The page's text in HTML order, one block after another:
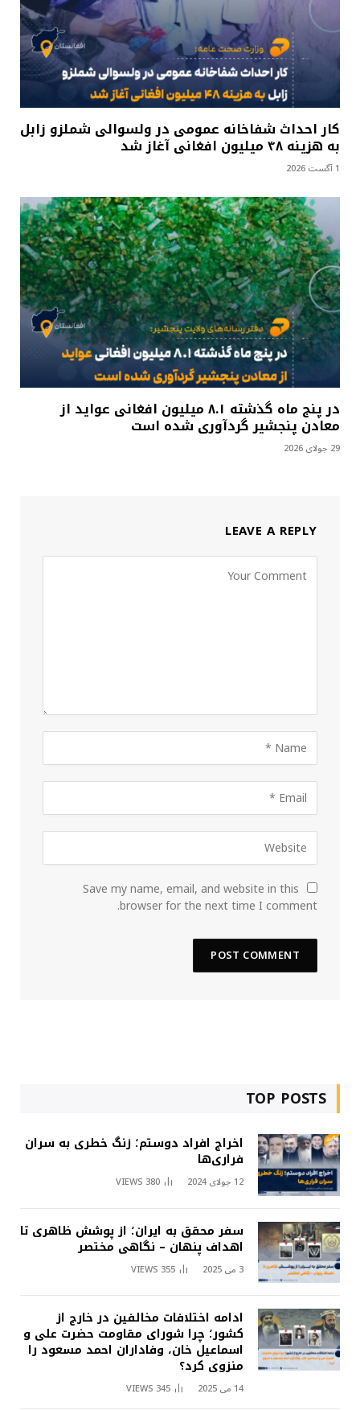
کار احداث شفاخانه عمومی در ولسوالی شملزو زابل
به هزینه ۴۸ میلیون افغانی آغاز شد
1 آگست 2026
در پنج ماه گذشته ۸.۱ میلیون افغانی عواید از
معادن پنجشیر گردآوری شده است
29 جولای 2026
LEAVE A REPLY
Save my name, email, and website in this
browser for the next time I comment.
TOP POSTS
اخراج افراد دوستم؛ زنگ خطری به سران
فراری‌ها
12 جولای 2024 380
VIEWS
سفر محقق به ایران؛ از پوشش ظاهری تا
اهداف پنهان – نگاهی مختصر
3 می 2025 355
VIEWS
ادامه اختلافات مخالفین در خارج از
کشور؛ چرا شورای مقاومت حضرت علی و
اسماعیل خان، وفاداران احمد مسعود را
منزوی کرد؟
14 می 2025 345
VIEWS